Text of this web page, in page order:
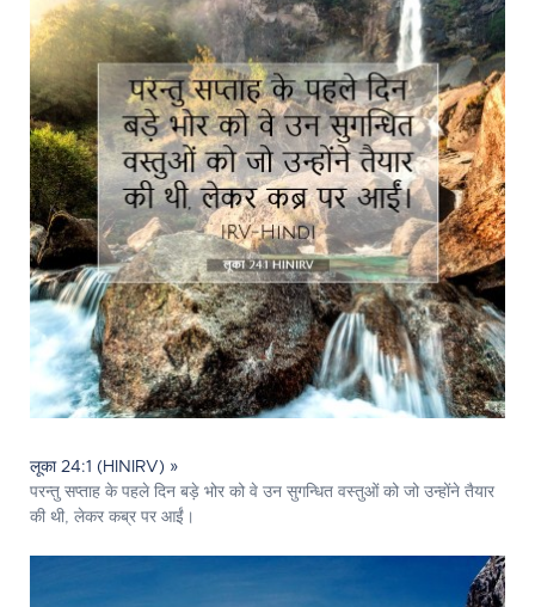
लूका 24:1 (HINIRV) »
परन्तु सप्ताह के पहले दिन बड़े भोर को वे उन सुगन्धित वस्तुओं को जो उन्होंने तैयार
की थी, लेकर कब्र पर आईं।